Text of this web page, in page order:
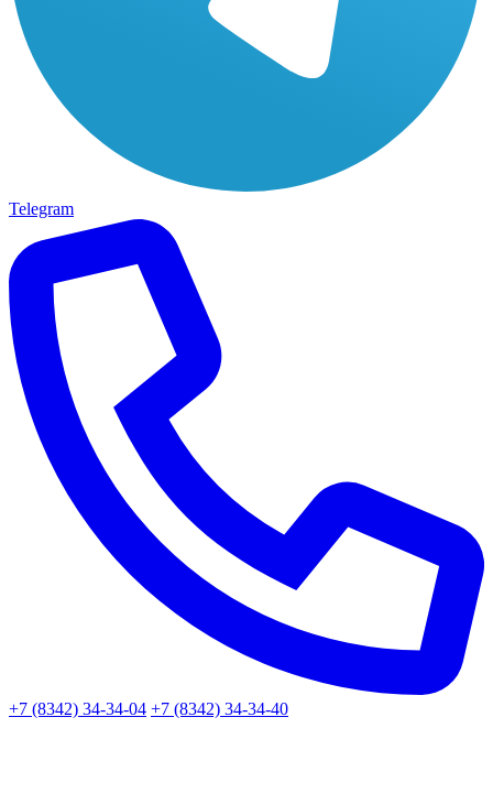
Telegram
+7 (8342) 34-34-04 +7 (8342) 34-34-40